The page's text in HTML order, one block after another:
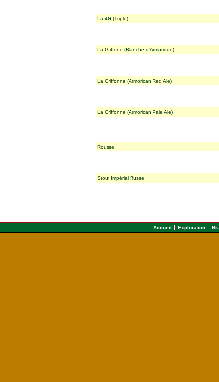
La 4G (Triple)
La Griffone (Blanche d'Armorique)
La Griffonne (Armorican Red Ale)
La Griffonne (Armorican Pale Ale)
Rousse
Stout Impérial Russe
Accueil Exploration